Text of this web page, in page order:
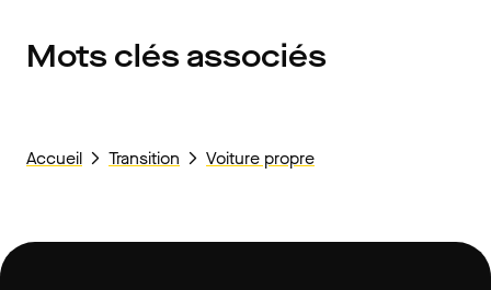
Mots clés associés
Accueil Transition Voiture propre